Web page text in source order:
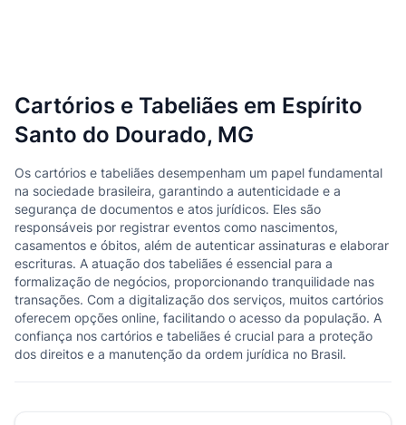
Cartórios e Tabeliães em Espírito
Santo do Dourado, MG
Os cartórios e tabeliães desempenham um papel fundamental
na sociedade brasileira, garantindo a autenticidade e a
segurança de documentos e atos jurídicos. Eles são
responsáveis por registrar eventos como nascimentos,
casamentos e óbitos, além de autenticar assinaturas e elaborar
escrituras. A atuação dos tabeliães é essencial para a
formalização de negócios, proporcionando tranquilidade nas
transações. Com a digitalização dos serviços, muitos cartórios
oferecem opções online, facilitando o acesso da população. A
confiança nos cartórios e tabeliães é crucial para a proteção
dos direitos e a manutenção da ordem jurídica no Brasil.